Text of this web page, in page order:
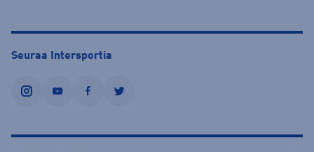
Seuraa Intersportia
instagramyoutubefacebooktwitter